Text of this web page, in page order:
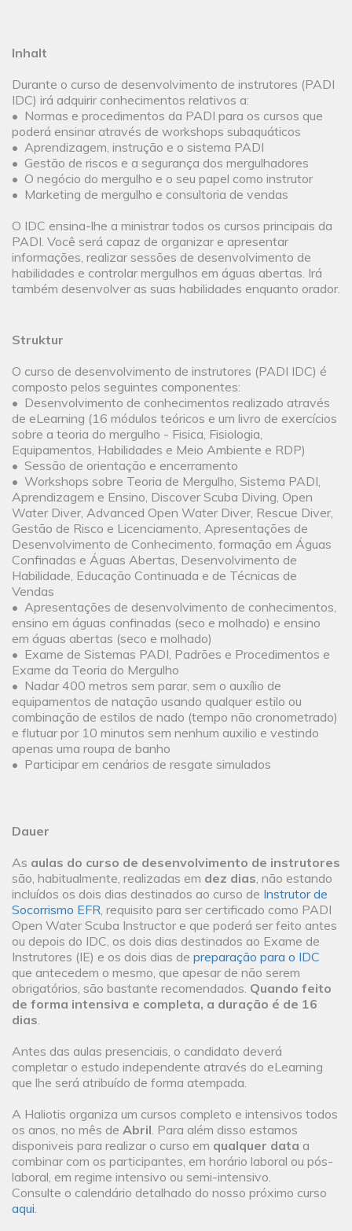
Inhalt
Durante o curso de desenvolvimento de instrutores (PADI
IDC) irá adquirir conhecimentos relativos a:
• Normas e procedimentos da PADI para os cursos que
poderá ensinar através de workshops subaquáticos
• Aprendizagem, instrução e o sistema PADI
• Gestão de riscos e a segurança dos mergulhadores
• O negócio do mergulho e o seu papel como instrutor
• Marketing de mergulho e consultoria de vendas
O IDC ensina-lhe a ministrar todos os cursos principais da
PADI. Você será capaz de organizar e apresentar
informações, realizar sessões de desenvolvimento de
habilidades e controlar mergulhos em águas abertas. Irá
também desenvolver as suas habilidades enquanto orador.
Struktur
O curso de desenvolvimento de instrutores (PADI IDC) é
composto pelos seguintes componentes:
• Desenvolvimento de conhecimentos realizado através
de eLearning (16 módulos teóricos e um livro de exercícios
sobre a teoria do mergulho - Fisica, Fisiologia,
Equipamentos, Habilidades e Meio Ambiente e RDP)
• Sessão de orientação e encerramento
• Workshops sobre Teoria de Mergulho, Sistema PADI,
Aprendizagem e Ensino, Discover Scuba Diving, Open
Water Diver, Advanced Open Water Diver, Rescue Diver,
Gestão de Risco e Licenciamento, Apresentações de
Desenvolvimento de Conhecimento, formação em Águas
Confinadas e Águas Abertas, Desenvolvimento de
Habilidade, Educação Continuada e de Técnicas de
Vendas
• Apresentações de desenvolvimento de conhecimentos,
ensino em águas confinadas (seco e molhado) e ensino
em águas abertas (seco e molhado)
• Exame de Sistemas PADI, Padrões e Procedimentos e
Exame da Teoria do Mergulho
• Nadar 400 metros sem parar, sem o auxílio de
equipamentos de natação usando qualquer estilo ou
combinação de estilos de nado (tempo não cronometrado)
e flutuar por 10 minutos sem nenhum auxilio e vestindo
apenas uma roupa de banho
• Participar em cenários de resgate simulados
Dauer
As aulas do curso de desenvolvimento de instrutores
são, habitualmente, realizadas em dez dias, não estando
incluídos os dois dias destinados ao curso de Instrutor de
Socorrismo EFR, requisito para ser certificado como PADI
Open Water Scuba Instructor e que poderá ser feito antes
ou depois do IDC, os dois dias destinados ao Exame de
Instrutores (IE) e os dois dias de preparação para o IDC
que antecedem o mesmo, que apesar de não serem
obrigatórios, são bastante recomendados. Quando feito
de forma intensiva e completa, a duração é de 16
dias.
Antes das aulas presenciais, o candidato deverá
completar o estudo independente através do eLearning
que lhe será atribuído de forma atempada.
A Haliotis organiza um cursos completo e intensivos todos
os anos, no mês de Abril. Para além disso estamos
disponiveis para realizar o curso em qualquer data a
combinar com os participantes, em horário laboral ou pós-
laboral, em regime intensivo ou semi-intensivo.
Consulte o calendário detalhado do nosso próximo curso
aqui.